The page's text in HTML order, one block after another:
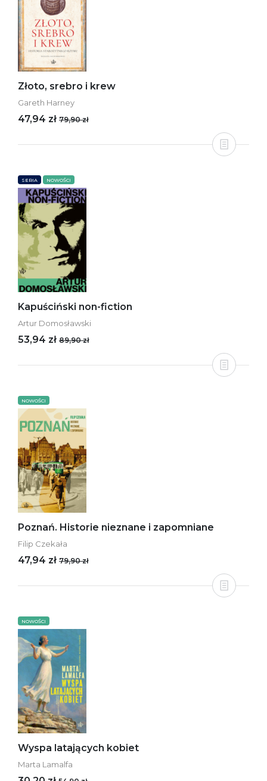
Złoto, srebro i krew
Gareth Harney
47,94 zł 79,90 zł
SERIA NOWOŚCI
Kapuściński non-fiction
Artur Domosławski
53,94 zł 89,90 zł
NOWOŚCI
Poznań. Historie nieznane i zapomniane
Filip Czekała
47,94 zł 79,90 zł
NOWOŚCI
Wyspa latających kobiet
Marta Lamalfa